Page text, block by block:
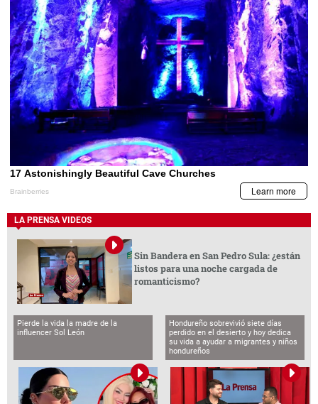
LA PRENSA VIDEOS
Sin Bandera en San Pedro Sula: ¿están
listos para una noche cargada de
romanticismo?
Pierde la vida la madre de la
influencer Sol León
Hondureño sobrevivió siete días
perdido en el desierto y hoy dedica
su vida a ayudar a migrantes y niños
hondureños